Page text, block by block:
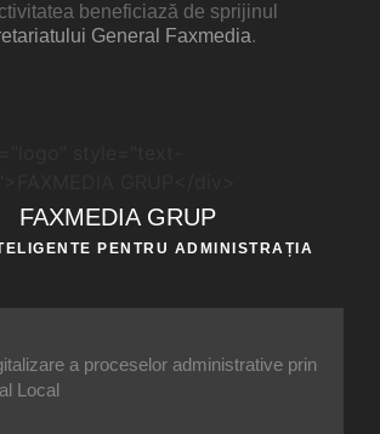
beneficiază de sprijinul
General Faxmedia.
a proceselor administrative prin
Local
FAXMEDIA GRUP
PENTRU ADMINISTRAȚIA